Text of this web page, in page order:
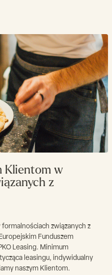
Klientom w
z
związanych z
Funduszem
Leasing. Minimum
leasingu, indywidualny
naszym Klientom.